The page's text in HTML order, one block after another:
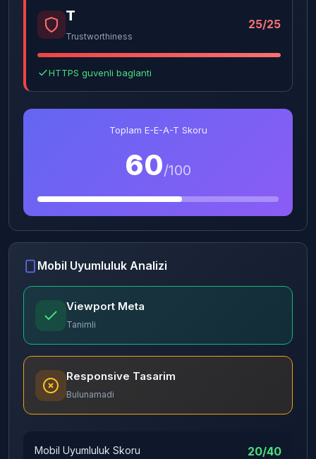
T
Trustworthiness
25/25
HTTPS guvenli baglanti
Toplam E-E-A-T Skoru
60/100
Mobil Uyumluluk Analizi
Viewport Meta
Tanimli
Responsive Tasarim
Bulunamadi
Mobil Uyumluluk Skoru 20/40